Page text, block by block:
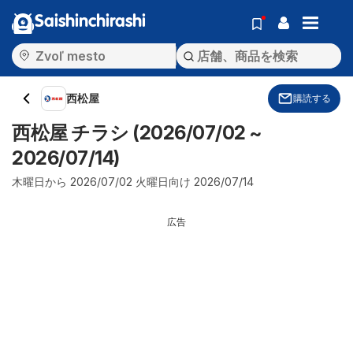
Saishinchirashi
西松屋 購読する
西松屋 チラシ (2026/07/02 ~
2026/07/14)
木曜日から 2026/07/02 火曜日向け 2026/07/14
広告